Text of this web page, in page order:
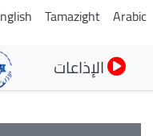
Tamazight
English
الإذاعات